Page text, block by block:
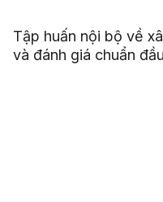
Tập huấn nội bộ về
và đánh giá chuẩn